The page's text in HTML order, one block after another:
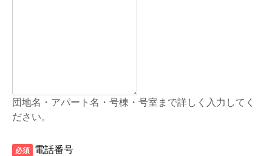
団地名・アパート名・号棟・号室まで詳しく入力してく
ださい。
必須 電話番号